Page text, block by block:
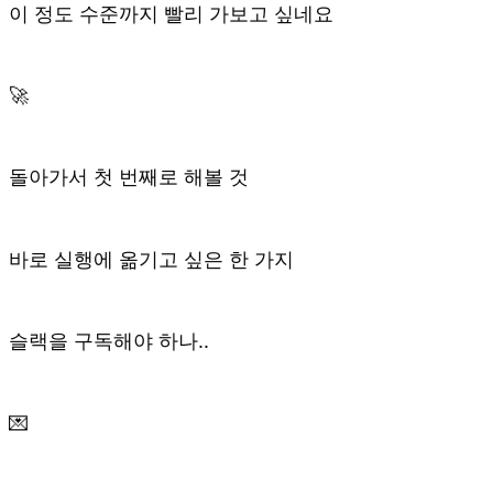
이 정도 수준까지 빨리 가보고 싶네요
🚀
돌아가서 첫 번째로 해볼 것
바로 실행에 옮기고 싶은 한 가지
슬랙을 구독해야 하나..
💌